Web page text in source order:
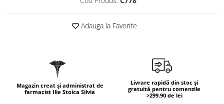
Cosmetice coreene
BIODANCE
OOTD
Quercetin
Silimarina
Adauga la Favorite
Magazin creat și administrat de
farmacist Ilie Stoica Silvia
Livrare rapidă din stoc și
gratuită pentru comenzile
>299.90 de lei